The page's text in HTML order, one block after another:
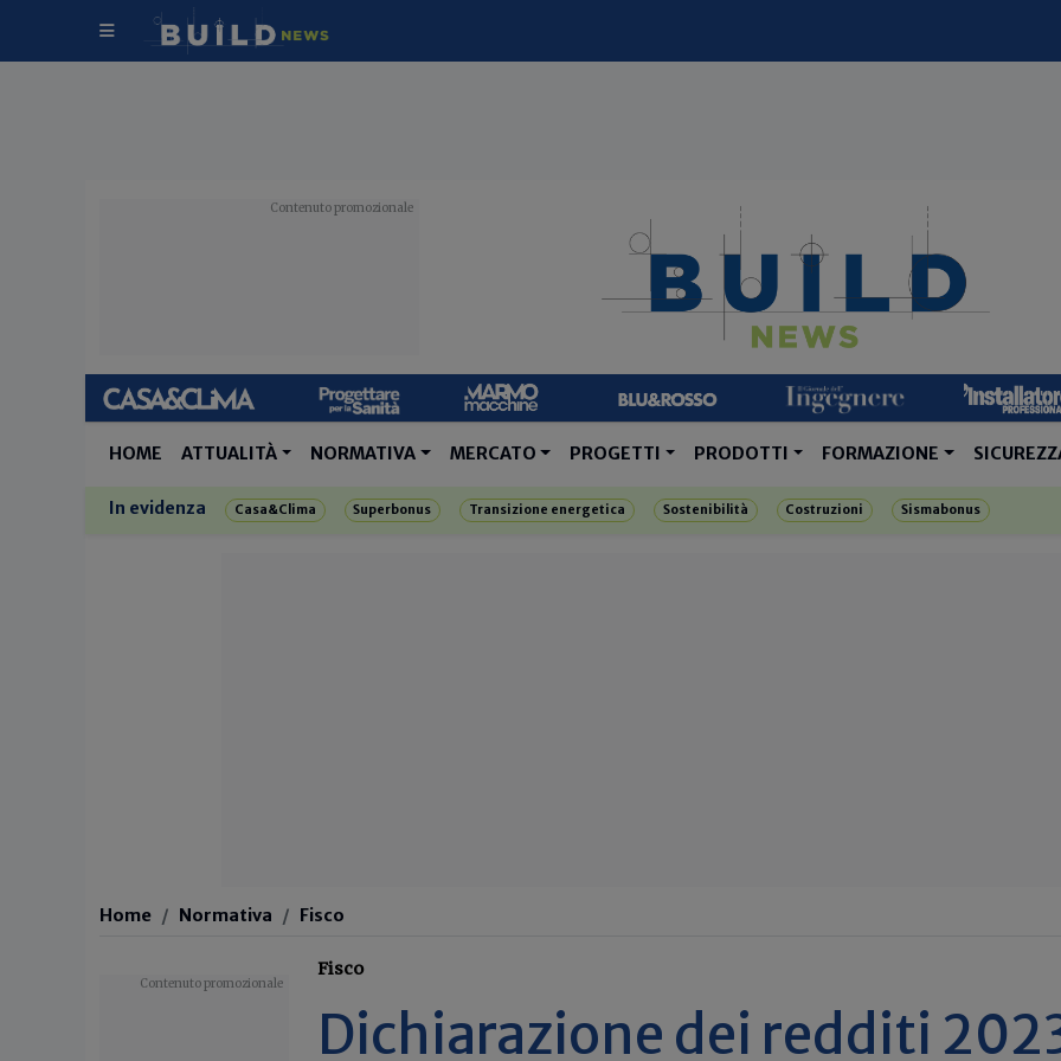
HOME ATTUALITÀ NORMATIVA MERCATO PROGETTI PRODOTTI FORMAZIONE
In evidenza Casa&Clima Superbonus Transizione energetica Sostenibilità Costruzioni Sismabonus
Home Normativa Fisco
Fisco
Dichiarazione dei redditi